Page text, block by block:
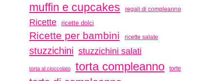
muffin e cupcakes regali di compleanno
Ricette ricette dolci
Ricette per bambini ricette salate
stuzzichini stuzzichini salati
torta al cioccolato torta compleanno torte